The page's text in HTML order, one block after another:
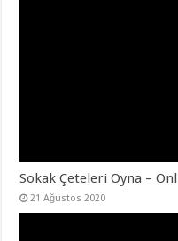
Sokak Çeteleri Oyna –
21 Ağustos 2020